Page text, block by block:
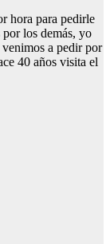
hora para pedirle
los demás, yo
a pedir por
40 años visita el